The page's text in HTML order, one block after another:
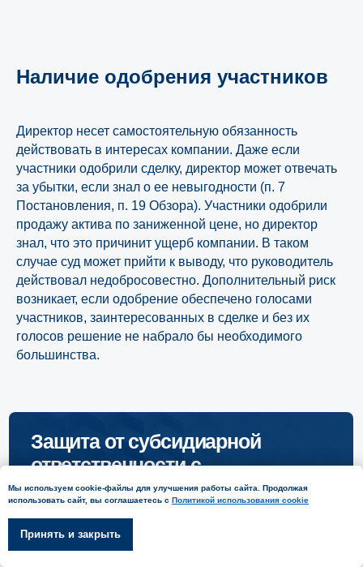
Наличие одобрения участников
Директор несет самостоятельную обязанность
действовать в интересах компании. Даже если
участники одобрили сделку, директор может отвечать
за убытки, если знал о ее невыгодности (п. 7
Постановления, п. 19 Обзора). Участники одобрили
продажу актива по заниженной цене, но директор
знал, что это причинит ущерб компании. В таком
случае суд может прийти к выводу, что руководитель
действовал недобросовестно. Дополнительный риск
возникает, если одобрение обеспечено голосами
участников, заинтересованных в сделке и без их
голосов решение не набрало бы необходимого
большинства.
Мы используем cookie-файлы для улучшения работы сайта. Продолжая
использовать сайт, вы соглашаетесь с Политикой использования cookie
Принять и закрыть